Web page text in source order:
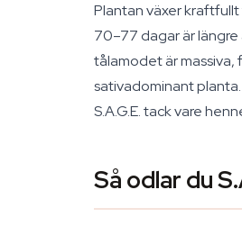
Plantan växer
70–77 dagar är
tålamodet är massiva,
sativadominant
S.A.G.E. tack vare
Så odlar du